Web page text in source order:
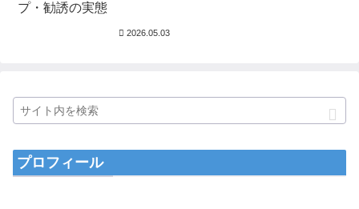
プ・勧誘の実態
2026.05.03
プロフィール